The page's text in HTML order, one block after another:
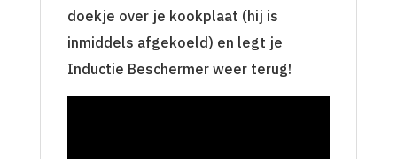
doekje over je kookplaat (hij is
inmiddels afgekoeld) en legt je
Inductie Beschermer weer terug!